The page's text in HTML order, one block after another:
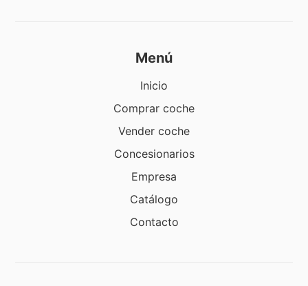
Menú
Inicio
Comprar coche
Vender coche
Concesionarios
Empresa
Catálogo
Contacto